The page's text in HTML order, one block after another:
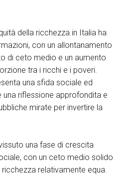
della ricchezza in Italia ha
con un allontanamento
di ceto medio e un aumento
tra i ricchi e i poveri.
una sfida sociale ed
riflessione approfondita e
mirate per invertire la
una fase di crescita
con un ceto medio solido
relativamente equa.